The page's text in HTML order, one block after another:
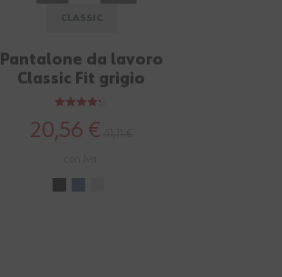
Pantalone da lavoro
Classic Fit grigio
20,56 €